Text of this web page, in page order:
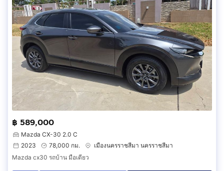
฿ 589,000
Mazda CX-30 2.0 C
2023
78,000 กม.
เมืองนครราชสีมา นครราชสีมา
Mazda cx30 รถบ้าน มือเดียว